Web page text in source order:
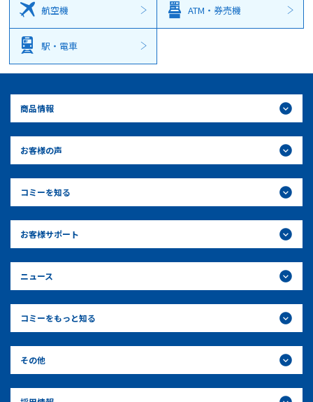
航空機 ATM・券売機
駅・電車
商品情報
お客様の声
コミーを知る
お客様サポート
ニュース
コミーをもっと知る
その他